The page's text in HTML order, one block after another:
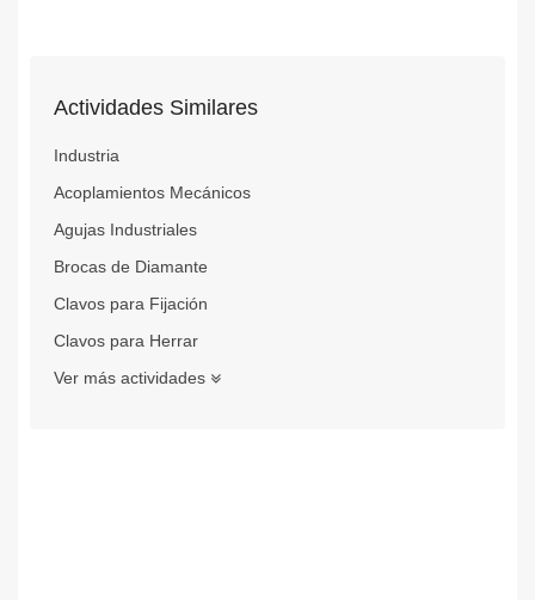
Actividades Similares
Industria
Acoplamientos Mecánicos
Agujas Industriales
Brocas de Diamante
Clavos para Fijación
Clavos para Herrar
Ver más actividades